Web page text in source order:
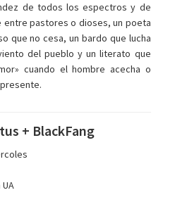
de todos los espectros y de
pastores o dioses, un poeta
que no cesa, un bardo que lucha
del pueblo y un literato que
cuando el hombre acecha o
+ BlackFang